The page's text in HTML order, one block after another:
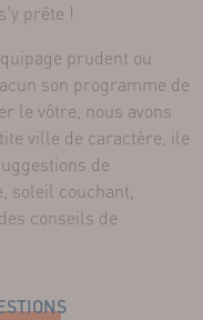
prête !
prudent ou
son programme de
le vôtre, nous avons
ville de caractère, ile
de
soleil couchant,
conseils de